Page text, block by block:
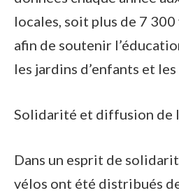
locales, soit plus de 7
afin de soutenir
les jardins d’enfants et
Solidarité et diffusion de
Dans un esprit de
vélos ont été distribués